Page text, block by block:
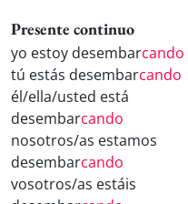
Presente continuo
yo estoy desembarcando
tú estás desembarcando
él/ella/usted está
desembarcando
nosotros/as estamos
desembarcando
vosotros/as estáis